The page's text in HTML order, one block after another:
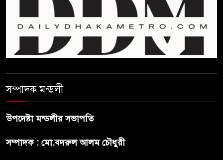
বাঁশখালির ১০০ দুঃস্থ পরিবারের
হাতে ঘরের ছাবি তুলে দিলেন
প্রধানমন্ত্রী
সালমান শাহ হত্যা মামলায় গ্রেপ্তার
হুমকি-ধামকির দায় এড়াতে পারে না
ভারত : লেবার পার্টির চেয়ারম্যান
সম্পাদক মন্ডলী
উপদেষ্টা মন্ডলীর সভাপতি
সম্পাদক : মো.বদরুল আলম চৌধুরী